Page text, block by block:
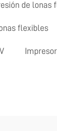
de lonas
flexibles